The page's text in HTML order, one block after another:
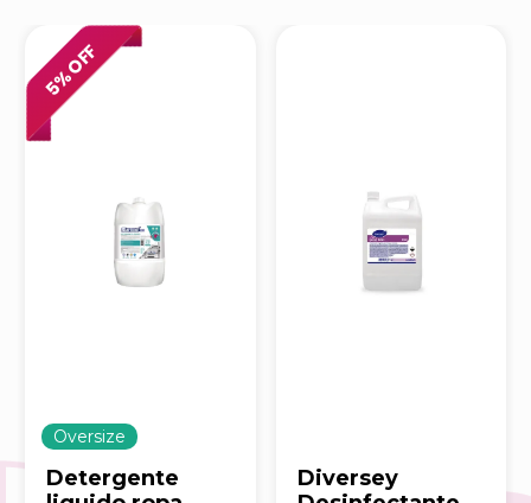
5
% OFF
Oversize
Detergente
Diversey